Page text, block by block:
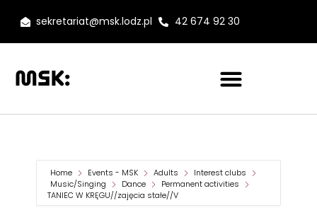
sekretariat@msk.lodz.pl 42 674 92 30
Home Events - MSK Adults
Interest clubs
Music/Singing
Dance
Permanent activities
TANIEC W KRĘGU//zajęcia stałe//V